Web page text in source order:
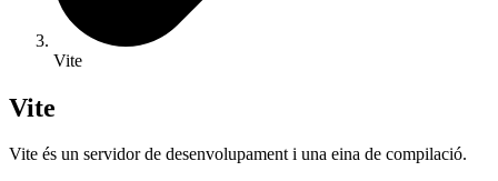
Vite
Vite
Vite és un servidor de desenvolupament i una eina de compilació.